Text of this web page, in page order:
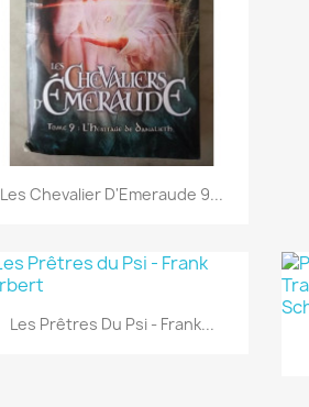
Aperçu rapide
Les Chevalier D'Emeraude 9...
Aperçu rapide
Les Prêtres Du Psi - Frank...